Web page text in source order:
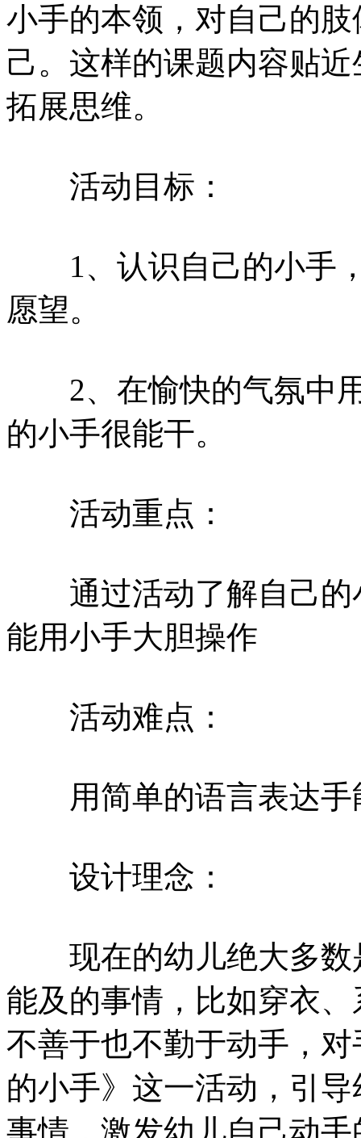
小手的本领，对自己的
己。这样的课题内容贴
拓展思维。
活动目标：
1、认识自己的小手，
愿望。
2、在愉快的气氛中用
的小手很能干。
活动重点：
通过活动了解自己的
能用小手大胆操作
活动难点：
用简单的语言表达手
设计理念：
现在的幼儿绝大多数
能及的事情，比如穿衣
不善于也不勤于动手，
的小手》这一活动，引
事情，激发幼儿自己动